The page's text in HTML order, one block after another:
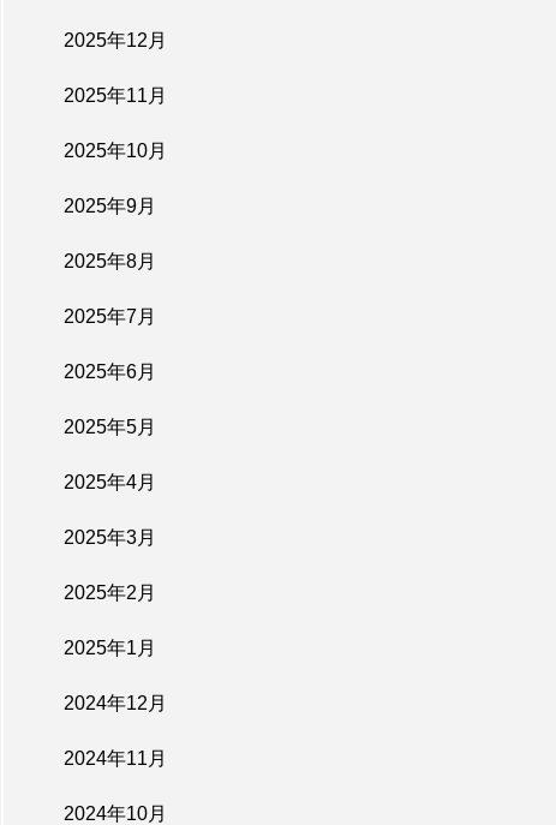
2025年12月
2025年11月
2025年10月
2025年9月
2025年8月
2025年7月
2025年6月
2025年5月
2025年4月
2025年3月
2025年2月
2025年1月
2024年12月
2024年11月
2024年10月